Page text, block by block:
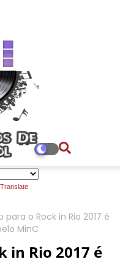
Translate
para o Rock in Rio 2017 é
MinC
in Rio 2017 é